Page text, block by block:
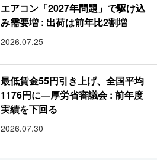
エアコン「2027年問題」で駆け込
み需要増 : 出荷は前年比2割増
2026.07.25
最低賃金55円引き上げ、全国平均
1176円に―厚労省審議会 : 前年度
実績を下回る
2026.07.30